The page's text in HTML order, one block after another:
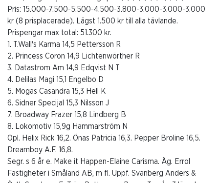
Pris: 15.000-7.500-5.500-4.500-3.800-3.000-3.000-3.000
kr (8 prisplacerade). Lägst 1.500 kr till alla tävlande.
Prispengar max total: 51.300 kr.
1. T.Wall's Karma 14,5 Pettersson R
2. Princess Coron 14,9 Lichtenwörther R
3. Datastrom Am 14,9 Edqvist N T
4. Delilas Magi 15,1 Engelbo D
5. Mogas Casandra 15,3 Hell K
6. Sidner Specijal 15,3 Nilsson J
7. Broadway Frazer 15,8 Lindberg B
8. Lokomotiv 15,9g Hammarström N
Opl. Helix Rick 16,2. Önas Patricia 16,3. Pepper Broline 16,5.
Dreamboy A.F. 16,8.
Segr. s 6 år e. Make it Happen-Elaine Carisma. Äg. Errol
Fastigheter i Småland AB, m fl. Uppf. Svanberg Anders &